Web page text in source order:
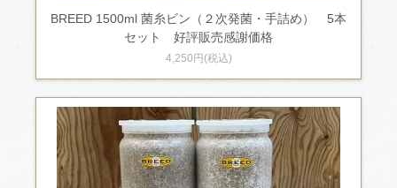
BREED 1500ml 菌糸ビン（２次発菌・手詰め） 5本
セット 好評販売感謝価格
4,250円(税込)